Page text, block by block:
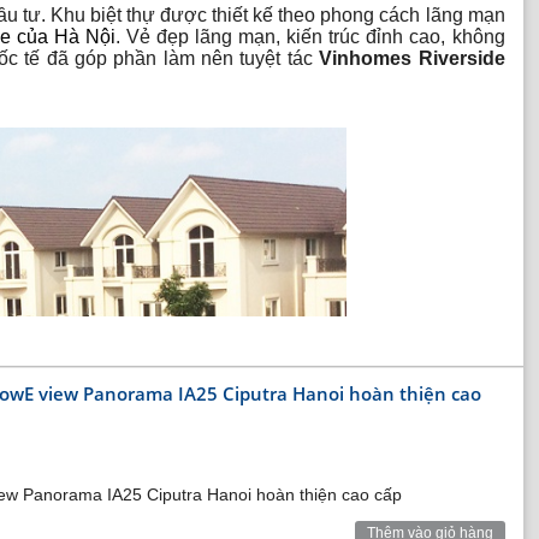
tư. Khu biệt thự được thiết kế theo phong cách lãng mạn
của Hà Nội. Vẻ đẹp lãng mạn, kiến trúc đỉnh cao, không
tế đã góp phần làm nên tuyệt tácVinhomes Riverside
view Panorama IA25 Ciputra Hanoi hoàn thiện cao
Panorama IA25 Ciputra Hanoi hoàn thiện cao cấp
Thêm vào giỏ hàng